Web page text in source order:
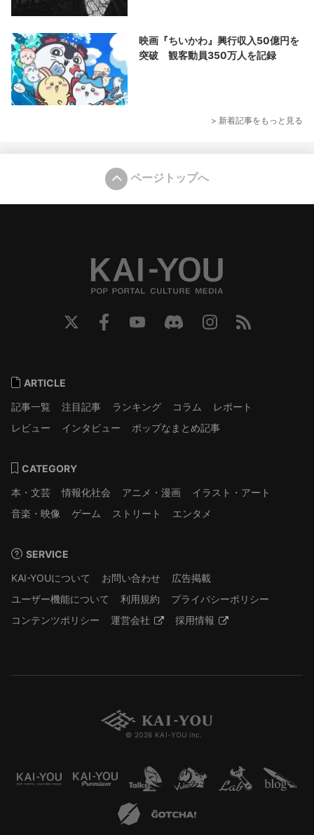
映画『ちいかわ』興行収入50億円を
突破 観客動員350万人を記録
> 新着記事をもっと見る
ページトップへ
ARTICLE
記事一覧
注目記事 ランキング コラム
レポート
レビュー
インタビュー ポップなまとめ記事
CATEGORY
本・文芸
情報化社会 アニメ・漫画
イラスト・アート
音楽・映像
ゲーム ストリート エンタメ
SERVICE
KAI-YOUについて
お問い合わせ
広告掲載
ユーザー機能について
利用規約
プライバシーポリシー
コンテンツポリシー
運営会社 採用情報
© 2026 KAI-YOU inc.